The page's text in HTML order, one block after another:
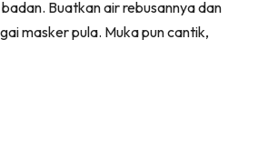
Buatkan air rebusannya dan
masker pula. Muka pun cantik,